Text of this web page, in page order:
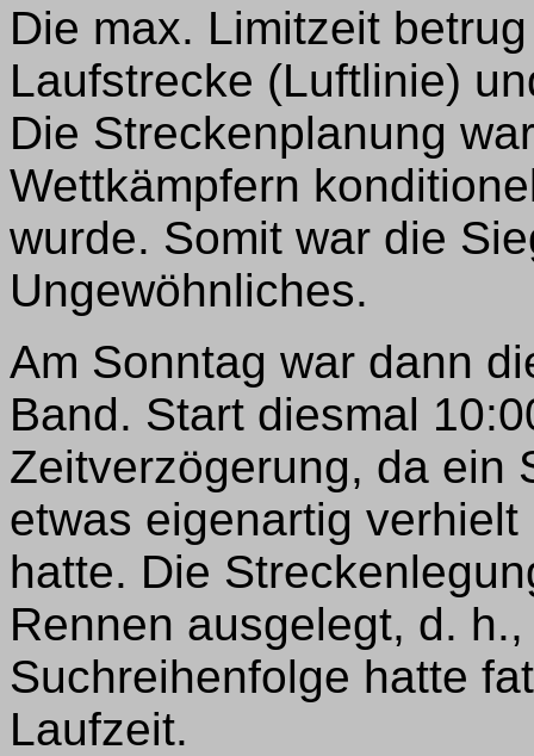
Die max. Limitzeit
Laufstrecke (Luftlinie)
Die Streckenplanung
Wettkämpfern
wurde. Somit war die
Ungewöhnliches.
Am Sonntag war dann
Band. Start diesmal
Zeitverzögerung, da ein
etwas eigenartig
hatte. Die
Rennen ausgelegt, d.
Suchreihenfolge hatte
Laufzeit.